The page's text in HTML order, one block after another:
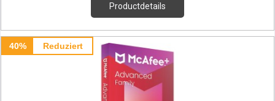
Productdetails
40% Reduziert